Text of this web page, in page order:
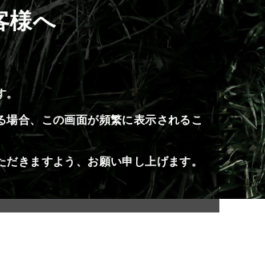
様へ
合、この画面が頻繁に表示されるこ
きますよう、お願い申し上げます。